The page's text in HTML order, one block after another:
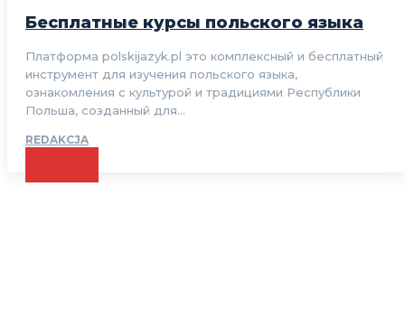
Бесплатные курсы польского языка
Платформа polskijazyk.pl это комплексный и бесплатный
инструмент для изучения польского языка,
ознакомления с культурой и традициями Республики
Польша, созданный для...
REDAKCJA